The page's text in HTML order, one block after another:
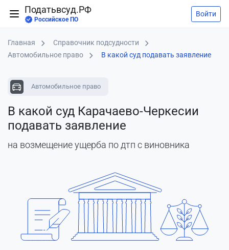
Податьвсуд.РФ
Российское ПО
Войти
Главная
Справочник подсудности
Автомобильное право
В какой суд подавать заявление
Автомобильное право
В какой суд Карачаево-Черкесии
подавать заявление
на возмещение ущерба по дтп с виновника